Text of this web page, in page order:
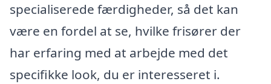
specialiserede færdigheder, så det kan
være en fordel at se, hvilke frisører der
har erfaring med at arbejde med det
specifikke look, du er interesseret i.